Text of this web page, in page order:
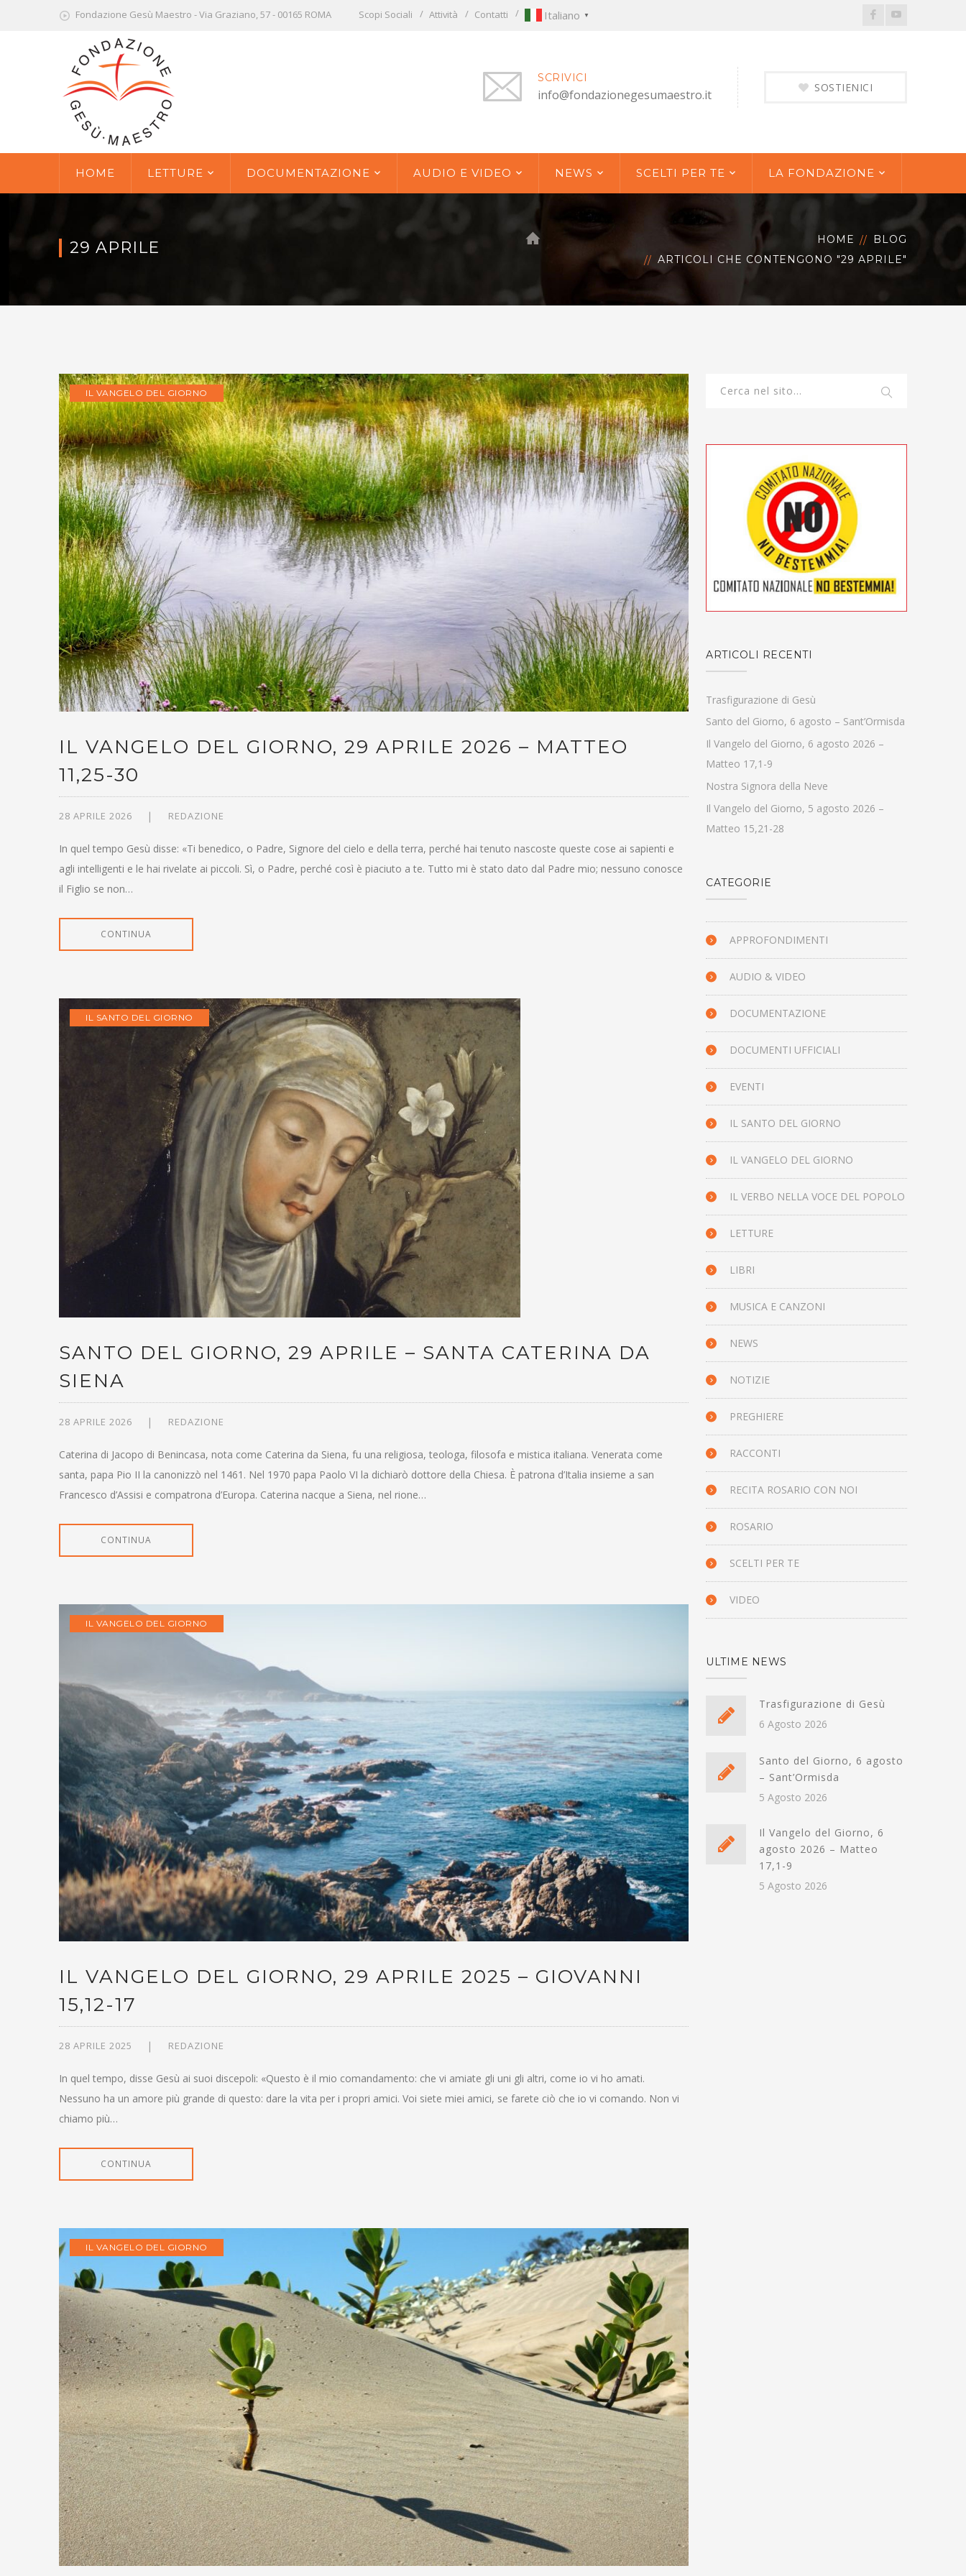
Fondazione Gesù Maestro - Via Graziano, 57 - 00165 ROMA Scopi Sociali Attività Contatti Italiano ▼
FacebookYoutube
SOSTIENICI
SCRIVICI
info@fondazionegesumaestro.it
HOME LETTURE DOCUMENTAZIONE AUDIO E VIDEO NEWS SCELTI PER TE LA FONDAZIONE
29 APRILE HOME
BLOG
ARTICOLI CHE CONTENGONO "29 APRILE"
IL VANGELO DEL GIORNO
IL VANGELO DEL GIORNO, 29 APRILE 2026 – MATTEO
11,25-30
28 APRILE 2026 REDAZIONE
In quel tempo Gesù disse: «Ti benedico, o Padre, Signore del cielo e della terra, perché hai tenuto nascoste queste cose ai sapienti e
agli intelligenti e le hai rivelate ai piccoli. Sì, o Padre, perché così è piaciuto a te. Tutto mi è stato dato dal Padre mio; nessuno conosce
il Figlio se non…
CONTINUA
IL SANTO DEL GIORNO
SANTO DEL GIORNO, 29 APRILE – SANTA CATERINA DA
SIENA
28 APRILE 2026 REDAZIONE
Caterina di Jacopo di Benincasa, nota come Caterina da Siena, fu una religiosa, teologa, filosofa e mistica italiana. Venerata come
santa, papa Pio II la canonizzò nel 1461. Nel 1970 papa Paolo VI la dichiarò dottore della Chiesa. È patrona d’Italia insieme a san
Francesco d’Assisi e compatrona d’Europa. Caterina nacque a Siena, nel rione…
CONTINUA
IL VANGELO DEL GIORNO
IL VANGELO DEL GIORNO, 29 APRILE 2025 – GIOVANNI
15,12-17
28 APRILE 2025 REDAZIONE
In quel tempo, disse Gesù ai suoi discepoli: «Questo è il mio comandamento: che vi amiate gli uni gli altri, come io vi ho amati.
Nessuno ha un amore più grande di questo: dare la vita per i propri amici. Voi siete miei amici, se farete ciò che io vi comando. Non vi
chiamo più…
CONTINUA
IL VANGELO DEL GIORNO
ARTICOLI RECENTI
Trasfigurazione di Gesù
Santo del Giorno, 6 agosto – Sant’Ormisda
Il Vangelo del Giorno, 6 agosto 2026 –
Matteo 17,1-9
Nostra Signora della Neve
Il Vangelo del Giorno, 5 agosto 2026 –
Matteo 15,21-28
CATEGORIE
APPROFONDIMENTI
AUDIO & VIDEO
DOCUMENTAZIONE
DOCUMENTI UFFICIALI
EVENTI
IL SANTO DEL GIORNO
IL VANGELO DEL GIORNO
IL VERBO NELLA VOCE DEL POPOLO
LETTURE
LIBRI
MUSICA E CANZONI
NEWS
NOTIZIE
PREGHIERE
RACCONTI
RECITA ROSARIO CON NOI
ROSARIO
SCELTI PER TE
VIDEO
ULTIME NEWS
Trasfigurazione di Gesù
6 Agosto 2026
Santo del Giorno, 6 agosto
– Sant’Ormisda
5 Agosto 2026
Il Vangelo del Giorno, 6
agosto 2026 – Matteo
17,1-9
5 Agosto 2026